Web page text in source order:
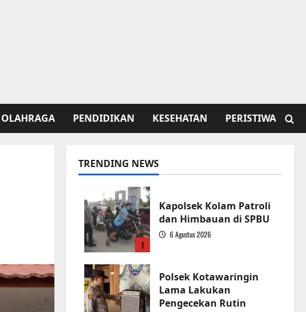
OLAHRAGA PENDIDIKAN KESEHATAN PERISTIWA
TRENDING NEWS
1
Kapolsek Kolam Patroli
dan Himbauan di SPBU
6 Agustus 2026
Polsek Kotawaringin
Lama Lakukan
Pengecekan Rutin